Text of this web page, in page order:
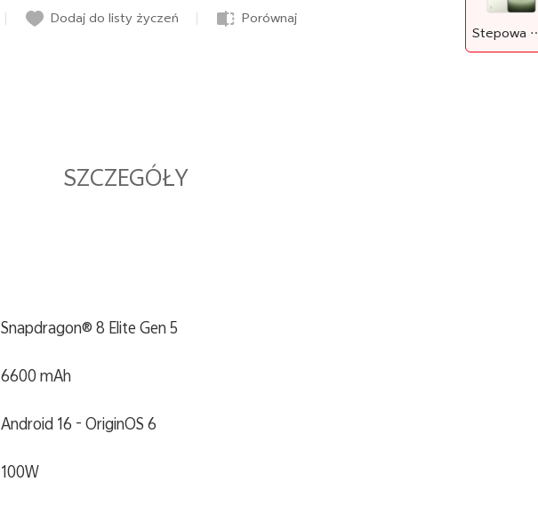
Dodaj do listy życzeń Porównaj
SZCZEGÓŁY
Snapdragon® 8 Elite Gen 5
6600 mAh
Android 16 - OriginOS 6
100W